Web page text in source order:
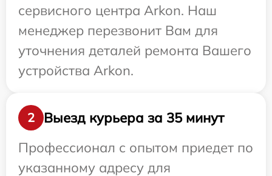
сервисного центра Arkon. Наш
менеджер перезвонит Вам для
уточнения деталей ремонта Вашего
устройства Arkon.
2
Выезд курьера за 35 минут
Профессионал с опытом приедет по
указанному адресу для